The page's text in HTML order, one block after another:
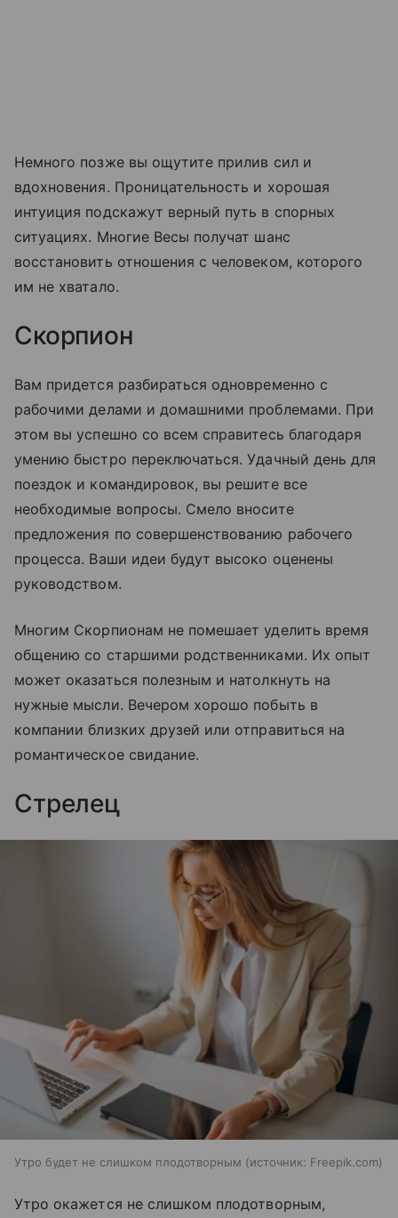
Немного позже вы ощутите прилив сил и
вдохновения. Проницательность и хорошая
интуиция подскажут верный путь в спорных
ситуациях. Многие Весы получат шанс
восстановить отношения с человеком, которого
им не хватало.
Скорпион
Вам придется разбираться одновременно с
рабочими делами и домашними проблемами. При
этом вы успешно со всем справитесь благодаря
умению быстро переключаться. Удачный день для
поездок и командировок, вы решите все
необходимые вопросы. Смело вносите
предложения по совершенствованию рабочего
процесса. Ваши идеи будут высоко оценены
руководством.
Многим Скорпионам не помешает уделить время
общению со старшими родственниками. Их опыт
может оказаться полезным и натолкнуть на
нужные мысли. Вечером хорошо побыть в
компании близких друзей или отправиться на
романтическое свидание.
Стрелец
Утро будет не слишком плодотворным источник: Freepik.com
Утро окажется не слишком плодотворным,